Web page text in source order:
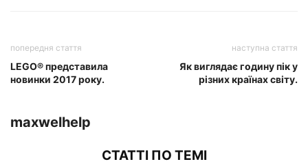
попередня стаття
LEGO® представила
новинки 2017 року.
наступна стаття
Як виглядає годину пік у
різних країнах світу.
maxwelhelp
СТАТТІ ПО ТЕМІ